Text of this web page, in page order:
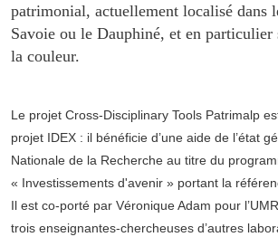
patrimonial, actuellement localisé dans
Savoie ou le Dauphiné, et en particulier
la couleur.
Le projet Cross-Disciplinary Tools Patrimalp
projet IDEX : il bénéficie d’une aide de l’état
Nationale de la Recherche au titre du
« Investissements d'avenir » portant la
Il est co-porté par Véronique Adam pour
trois enseignantes-chercheuses d’autres